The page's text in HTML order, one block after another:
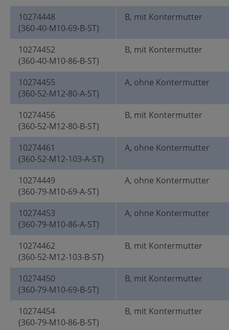
10274448
(360-40-M10-69-B-ST)
B, mit Kontermutter
10274452
(360-40-M10-86-B-ST)
B, mit Kontermutter
10274455
(360-52-M12-80-A-ST)
A, ohne Kontermutter
10274456
(360-52-M12-80-B-ST)
B, mit Kontermutter
10274461
(360-52-M12-103-A-ST)
A, ohne Kontermutter
10274449
(360-79-M10-69-A-ST)
A, ohne Kontermutter
10274453
(360-79-M10-86-A-ST)
A, ohne Kontermutter
10274462
(360-52-M12-103-B-ST)
B, mit Kontermutter
10274450
(360-79-M10-69-B-ST)
B, mit Kontermutter
10274454
(360-79-M10-86-B-ST)
B, mit Kontermutter